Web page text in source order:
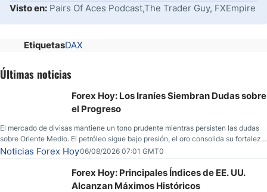
Visto en: Pairs Of Aces Podcast,The Trader Guy, FXEmpire
EtiquetasDAX
Últimas noticias
Forex Hoy: Los Iraníes Siembran Dudas sobre
el Progreso
El mercado de divisas mantiene un tono prudente mientras persisten las dudas
sobre Oriente Medio. El petróleo sigue bajo presión, el oro consolida su fortaleza
y los operadores esperan nuevas referencias económicas desde Estados
Unidos.
Noticias Forex Hoy06/08/2026 07:01 GMT0
Forex Hoy: Principales Índices de EE. UU.
Alcanzan Máximos Históricos